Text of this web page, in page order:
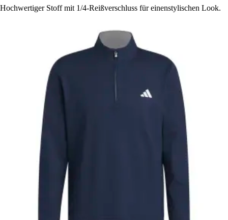
Hochwertiger Stoff mit 1/4-Reißverschluss für einenstylischen Look.